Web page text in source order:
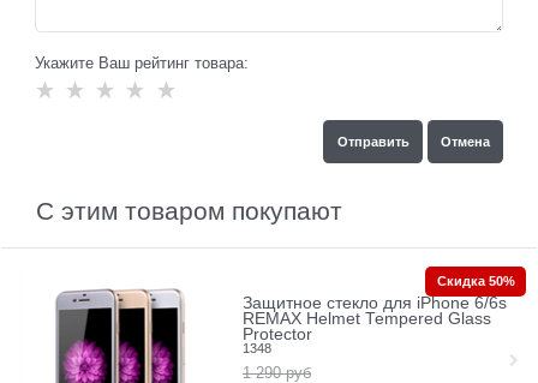
Укажите Ваш рейтинг товара:
С этим товаром покупают
Защитное стекло для iPhone 6/6s
REMAX Helmet Tempered Glass
Protector
1348
1 290 руб
Скидка 50%